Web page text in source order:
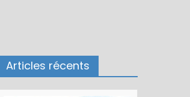
Articles récents